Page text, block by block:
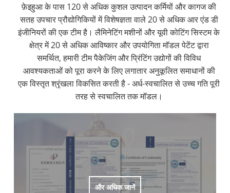
फ़ेइहुआ के पास 120 से अधिक कुशल उत्पादन कर्मियों और कागज की
सतह उपचार प्रौद्योगिकियों में विशेषज्ञता वाले 20 से अधिक आर एंड डी
इंजीनियरों की एक टीम है। लैमिनेटिंग मशीनों और यूवी कोटिंग सिस्टम के
क्षेत्र में 20 से अधिक आविष्कार और उपयोगिता मॉडल पेटेंट द्वारा
समर्थित, हमारी टीम पैकेजिंग और प्रिंटिंग उद्योगों की विविध
आवश्यकताओं को पूरा करने के लिए लगातार अनुकूलित समाधानों की
एक विस्तृत श्रृंखला विकसित करती है - अर्ध-स्वचालित से उच्च गति पूरी
तरह से स्वचालित तक मॉडल।
और अधिक जानें